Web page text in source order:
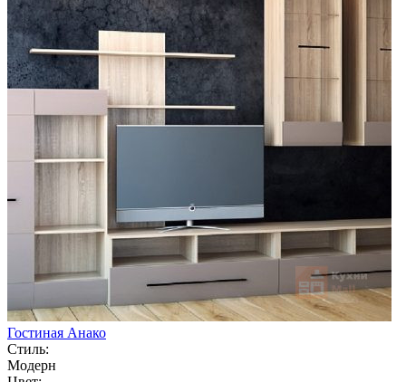
Гостиная Анако
Стиль:
Модерн